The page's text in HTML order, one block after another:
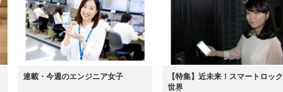
連載・今週のエンジニア女子
【特集】近未来！スマートロッ
世界